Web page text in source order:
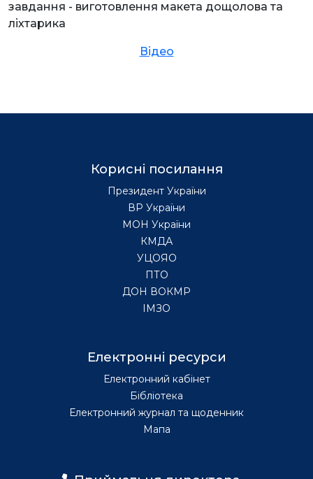
завдання - виготовлення макета дощолова та
ліхтарика
Відео
Корисні посилання
Президент України
ВР України
МОН України
КМДА
УЦОЯО
ПТО
ДОН ВОКМР
ІМЗО
Електронні ресурси
Електронний кабінет
Бібліотека
Електронний журнал та щоденник
Мапа